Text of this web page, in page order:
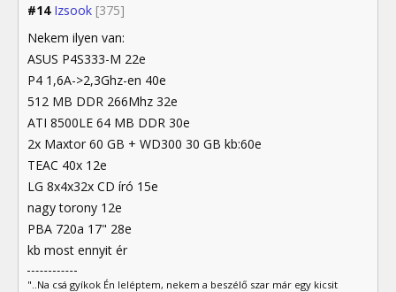
#14 Izsook [375]
Nekem ilyen van:
ASUS P4S333-M 22e
P4 1,6A->2,3Ghz-en 40e
512 MB DDR 266Mhz 32e
ATI 8500LE 64 MB DDR 30e
2x Maxtor 60 GB + WD300 30 GB kb:60e
TEAC 40x 12e
LG 8x4x32x CD író 15e
nagy torony 12e
PBA 720a 17" 28e
kb most ennyit ér
"..Na csá gyíkok Én leléptem, nekem a beszélő szar már egy kicsit